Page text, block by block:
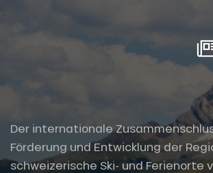
Der internationale
Förderung und Entwicklung der
schweizerische Ski- und Ferienorte